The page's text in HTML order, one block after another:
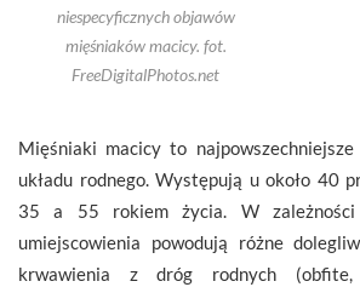
niespecyficznych objawów
mięśniaków macicy. fot.
FreeDigitalPhotos.net
Mięśniaki macicy to najpowszechniejsze
układu rodnego. Występują u około 40
35 a 55 rokiem życia. W
umiejscowienia powodują różne
krwawienia z dróg rodnych (obfite,